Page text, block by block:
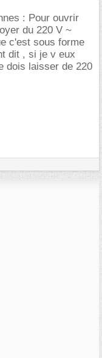
: Pour ouvrir
du 220 V ~
c'est sous forme
dit , si je v eux
dois laisser de 220